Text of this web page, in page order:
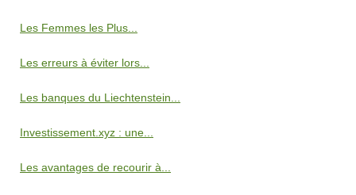
Les Femmes les Plus...
Les erreurs à éviter lors...
Les banques du Liechtenstein...
Investissement.xyz : une...
Les avantages de recourir à...